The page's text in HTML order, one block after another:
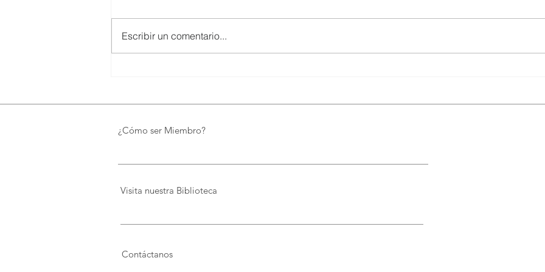
preserva el patrimonio y
Escribir un comentario...
¿Cómo ser Miembro?
Visita nuestra Biblioteca
Contáctanos